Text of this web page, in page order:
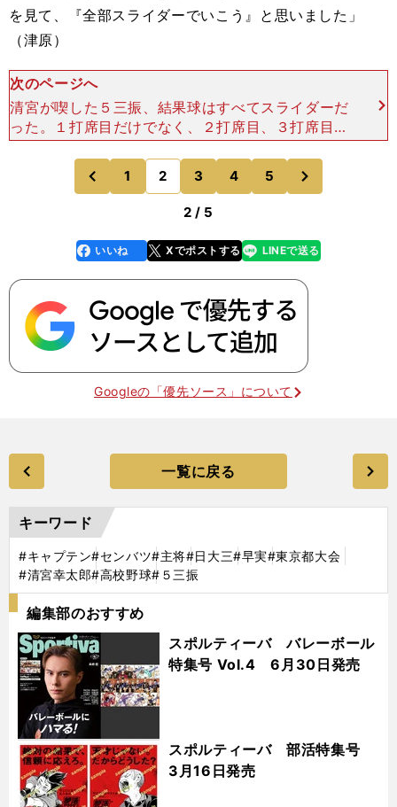
を見て、『全部スライダーでいこう』と思いました」
（津原）
次のページへ
清宮が喫した５三振、結果球はすべてスライダーだ
った。１打席目だけでなく、２打席目、３打席目に
もインコースのストレートを突いて「もうひとつ引
いた」という感触を得た津原は、勝負球としてスラ
イダーを選択する
前
のページへ
1 2 3 4 5
のページへ
2 / 5
faceboo
k
いいね Xでポストする
line LINEで送る
Googleの「優先ソース」について
一覧に戻る
キーワード
#キャプテン#センバツ#主将#日大三#早実#東京都大会
#清宮幸太郎#高校野球#５三振
編集部のおすすめ
スポルティーバ バレーボール
特集号 Vol.4 6月30日発売
スポルティーバ 部活特集号
3月16日発売